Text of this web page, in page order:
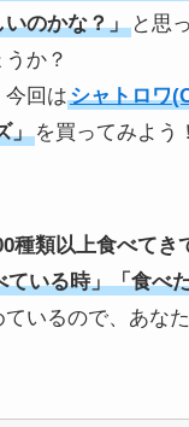
のかな？」と思
か？
今回はシャトロワ
」を買ってみよう
種類以上食べてき
ている時」「食べ
いるので、あな